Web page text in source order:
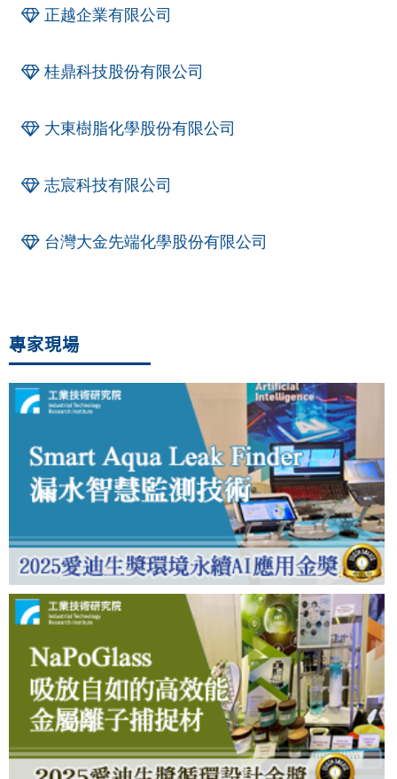
正越企業有限公司
桂鼎科技股份有限公司
大東樹脂化學股份有限公司
志宸科技有限公司
台灣大金先端化學股份有限公司
專家現場